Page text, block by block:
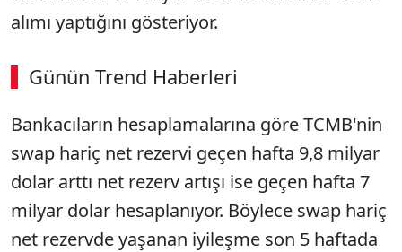
alımı yaptığını gösteriyor.
Günün Trend Haberleri
Bankacıların hesaplamalarına göre TCMB'nin
swap hariç net rezervi geçen hafta 9,8 milyar
dolar arttı net rezerv artışı ise geçen hafta 7
milyar dolar hesaplanıyor. Böylece swap hariç
net rezervde yaşanan iyileşme son 5 haftada